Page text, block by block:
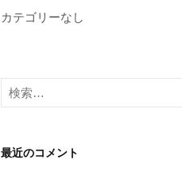
カテゴリーなし
検
索:
最近のコメント